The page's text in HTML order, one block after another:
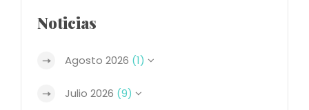
Noticias
Agosto 2026 (1)
Julio 2026 (9)